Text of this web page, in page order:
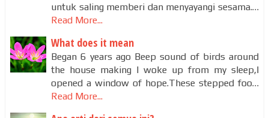
untuk saling memberi dan menyayangi sesama.…
Read More...
What does it mean
Began 6 years ago Beep sound of birds around
the house making I woke up from my sleep,I
opened a window of hope.These stepped foo…
Read More...